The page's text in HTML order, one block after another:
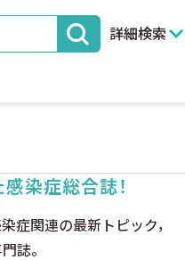
詳細検索
感染症総合誌！
症関連の最新トピック，
誌。